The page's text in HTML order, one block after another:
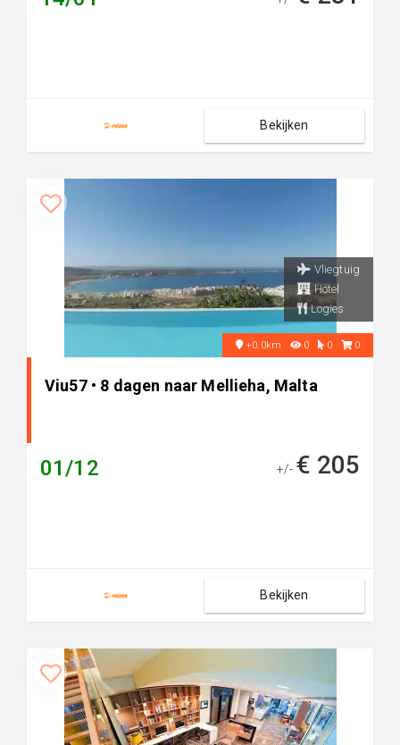
Bekijken
Vliegtuig
Hotel
Logies
+0.0km 0 0 0
Viu57 • 8 dagen naar Mellieha, Malta
01/12 +/- € 205
Bekijken